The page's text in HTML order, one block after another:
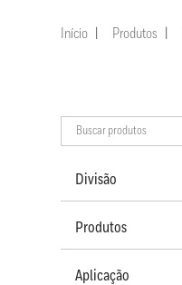
Início Produtos
Divisão
Produtos
Aplicação